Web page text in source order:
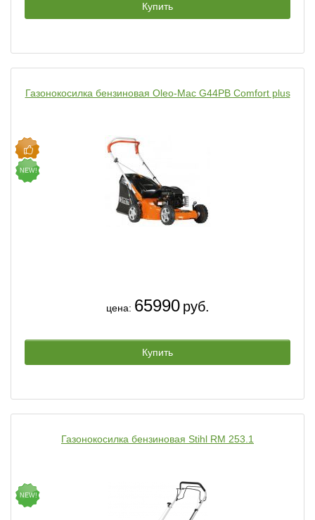
Купить
Газонокосилка бензиновая Oleo-Mac G44PВ Comfort plus
NEW!
цена: 65990 руб.
Купить
Газонокосилка бензиновая Stihl RM 253.1
NEW!